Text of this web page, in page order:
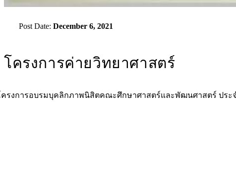
Post Date: December 6, 2021
โครงการค่ายวิทยาศาสตร์
ครงการอบรมบุคลิกภาพนิสิตคณะศึกษาศาสตร์และพัฒนศาสตร์ ประจ